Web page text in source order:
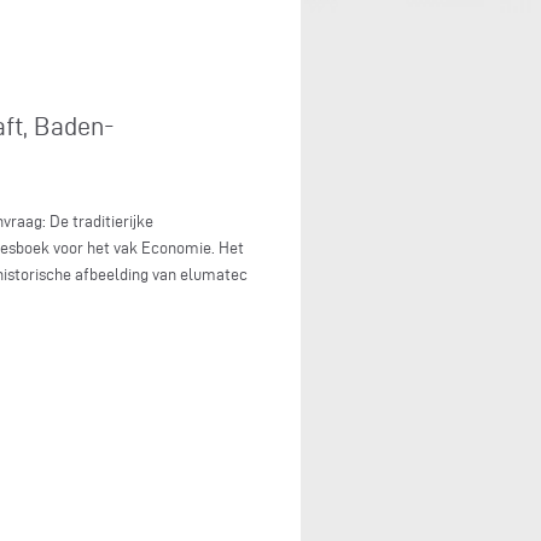
Baden-
De traditierijke
voor het vak Economie. Het
afbeelding van elumatec